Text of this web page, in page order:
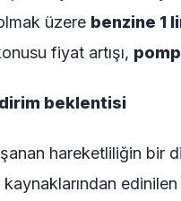
üzere benzine 1
fiyat artışı,
beklentisi
hareketliliğin bir